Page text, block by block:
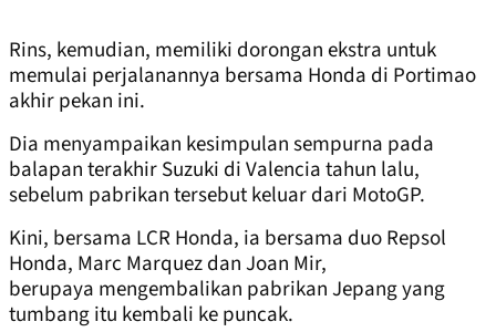
Rins, kemudian, memiliki dorongan ekstra untuk
memulai perjalanannya bersama Honda di Portimao
akhir pekan ini.
Dia menyampaikan kesimpulan sempurna pada
balapan terakhir Suzuki di Valencia tahun lalu,
sebelum pabrikan tersebut keluar dari MotoGP.
Kini, bersama LCR Honda, ia bersama duo Repsol
Honda, Marc Marquez dan Joan Mir,
berupaya mengembalikan pabrikan Jepang yang
tumbang itu kembali ke puncak.